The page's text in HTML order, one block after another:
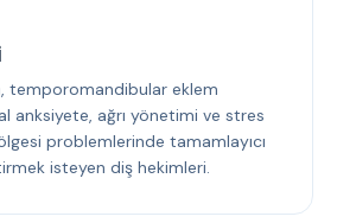
temporomandibular eklem
anksiyete, ağrı yönetimi ve stres
problemlerinde tamamlayıcı
isteyen diş hekimleri.